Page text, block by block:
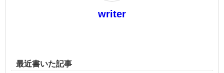
writer
最近書いた記事